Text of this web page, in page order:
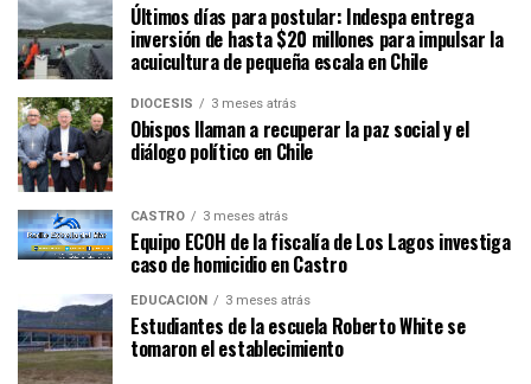
Últimos días para postular: Indespa entrega
inversión de hasta $20 millones para impulsar la
acuicultura de pequeña escala en Chile
DIÓCESIS 3 meses atrás
Obispos llaman a recuperar la paz social y el
diálogo político en Chile
CASTRO 3 meses atrás
Equipo ECOH de la fiscalía de Los Lagos investiga
caso de homicidio en Castro
EDUCACIÓN 3 meses atrás
Estudiantes de la escuela Roberto White se
tomaron el establecimiento